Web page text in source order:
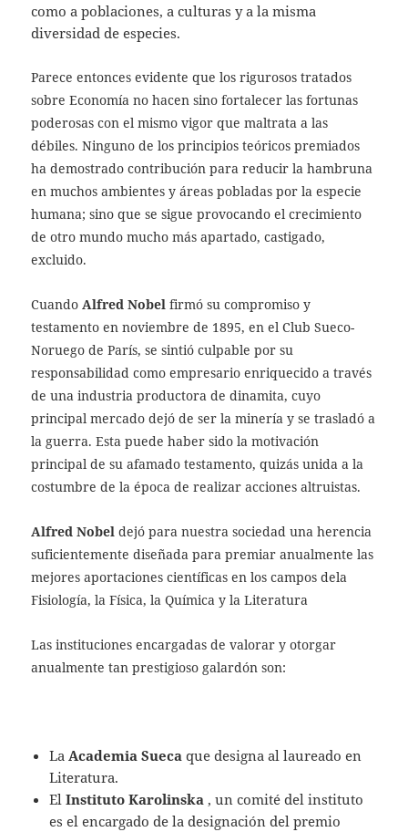
como a poblaciones, a culturas y a la misma
diversidad de especies.
Parece entonces evidente que los rigurosos tratados
sobre Economía no hacen sino fortalecer las fortunas
poderosas con el mismo vigor que maltrata a las
débiles. Ninguno de los principios teóricos premiados
ha demostrado contribución para reducir la hambruna
en muchos ambientes y áreas pobladas por la especie
humana; sino que se sigue provocando el crecimiento
de otro mundo mucho más apartado, castigado,
excluido.
CuandoAlfred Nobel firmó su compromiso y
testamento en noviembre de 1895, en el Club Sueco-
Noruego de París, se sintió culpable por su
responsabilidad como empresario enriquecido a través
de una industria productora de dinamita, cuyo
principal mercado dejó de ser la minería y se trasladó a
la guerra. Esta puede haber sido la motivación
principal de su afamado testamento, quizás unida a la
costumbre de la época de realizar acciones altruistas.
Alfred Nobel dejó para nuestra sociedad una herencia
suficientemente diseñada para premiar anualmente las
mejores aportaciones científicas en los campos dela
Fisiología, la Física, la Química y la Literatura
Las instituciones encargadas de valorar y otorgar
anualmente tan prestigioso galardón son:
LaAcademia Sueca que designa al laureado en
Literatura.
ElInstituto Karolinska , un comité del instituto
es el encargado de la designación del premio